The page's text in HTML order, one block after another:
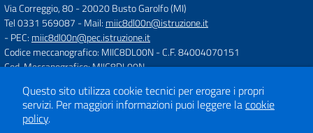
Via Correggio, 80-20020 Busto Garolfo (MI)
Tel 0331 569087 - Mail: miic8dl00n@istruzione.it
- PEC: miic8dl00n@pec.istruzione.it
Codice meccanografico: MIIC8DL00N- C.F. 84004070151
Cod. Meccanografico: MIIC8DL00N
Concept & Design by
Designers Italia
Questo sito utilizza cookie tecnici per erogare i propri
servizi. Per maggiori informazioni puoi leggere lacookie
policy.